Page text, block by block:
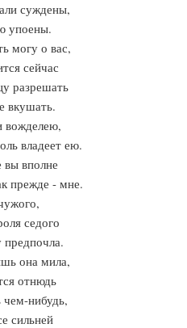
суждены,
упоены.
могу о вас,
сейчас
разрешать
вкушать.
вожделею,
владеет ею.
вполне
прежде - мне.
седого
предпочла.
она мила,
отнюдь
нибудь,
сильней